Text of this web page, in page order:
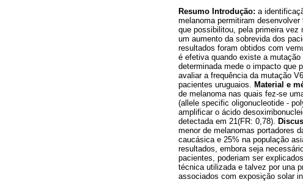
Resumo Introdução: a
melanoma permitiram
que possibilitou, pela primeira vez
um aumento da sobrevida dos
resultados foram obtidos com
é efetiva quando existe a
determinada mede o impacto que
avaliar a frequência da mutação
pacientes uruguaios. Material e
de melanoma nas quais fez-se
(allele specific oligonucleotide -
amplificar o ácido
detectada em 21(FR: 0,78).
menor de melanomas portadores
caucásica e 25% na população
resultados, embora seja
pacientes, poderiam ser
técnica utilizada e talvez por una
associados com exposição solar